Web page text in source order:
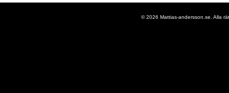
© 2026 Mattias-andersson.se. Alla